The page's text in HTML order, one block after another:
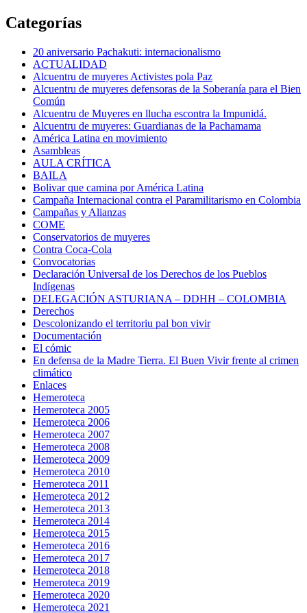
Categorías
20 aniversario Pachakuti: internacionalismo
ACTUALIDAD
Alcuentru de muyeres Activistes pola Paz
Alcuentru de muyeres defensoras de la Soberanía para el Bien
Común
Alcuentru de Muyeres en llucha escontra la Impunidá.
Alcuentru de muyeres: Guardianas de la Pachamama
América Latina en movimiento
Asambleas
AULA CRÍTICA
BAILA
Bolivar que camina por América Latina
Campaña Internacional contra el Paramilitarismo en Colombia
Campañas y Alianzas
COME
Conservatorios de muyeres
Contra Coca-Cola
Convocatorias
Declaración Universal de los Derechos de los Pueblos
Indígenas
DELEGACIÓN ASTURIANA – DDHH – COLOMBIA
Derechos
Descolonizando el territoriu pal bon vivir
Documentación
El cómic
En defensa de la Madre Tierra. El Buen Vivir frente al crimen
climático
Enlaces
Hemeroteca
Hemeroteca 2005
Hemeroteca 2006
Hemeroteca 2007
Hemeroteca 2008
Hemeroteca 2009
Hemeroteca 2010
Hemeroteca 2011
Hemeroteca 2012
Hemeroteca 2013
Hemeroteca 2014
Hemeroteca 2015
Hemeroteca 2016
Hemeroteca 2017
Hemeroteca 2018
Hemeroteca 2019
Hemeroteca 2020
Hemeroteca 2021